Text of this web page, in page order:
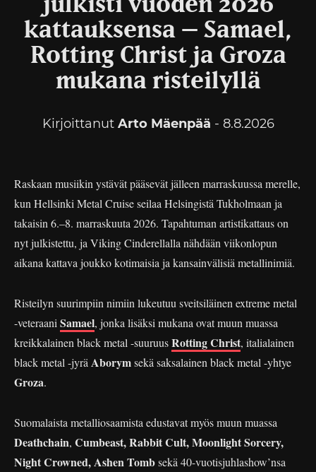
kattauksensa – Samael,
Rotting Christ ja Groza
mukana risteilyllä
Kirjoittanut Arto Mäenpää - 8.8.2026
Raskaan musiikin ystävät pääsevät jälleen marraskuussa merelle,
kun Hellsinki Metal Cruise seilaa Helsingistä Tukholmaan ja
takaisin 6.–8. marraskuuta 2026. Tapahtuman artistikattaus on
nyt julkistettu, ja Viking Cinderellalla nähdään viikonlopun
aikana kattava joukko kotimaisia ja kansainvälisiä metallinimiä.
Risteilyn suurimpiin nimiin lukeutuu sveitsiläinen extreme metal
-veteraani Samael, jonka lisäksi mukana ovat muun muassa
kreikkalainen black metal -suuruusRotting Christ, italialainen
black metal -jyrä Aborymsekä saksalainen black metal -yhtye
Groza.
Suomalaista metalliosaamista edustavat myös muun muassa
Deathchain, Cumbeast, Rabbit Cult, Moonlight Sorcery,
Night Crowned, Ashen Tombsekä 40-vuotisjuhlashow’nsa